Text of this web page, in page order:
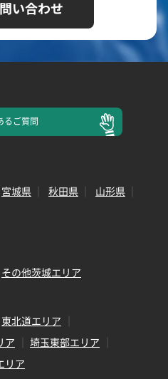
い合わせ
るご質問
宮城県 秋田県
山形県
その他茨城エリア
東北道エリア
ア
埼玉東部エリア
リア